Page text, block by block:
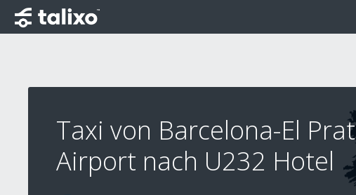
Taxi von Barcelona-El Prat
Airport nach U232 Hotel